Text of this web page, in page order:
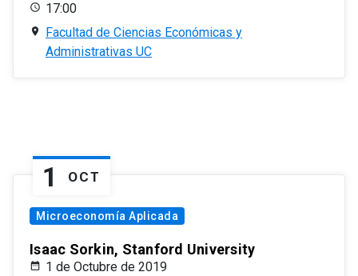
17:00
Facultad de Ciencias Económicas y
Administrativas UC
1 OCT
Microeconomía Aplicada
Isaac Sorkin, Stanford University
1 de Octubre de 2019